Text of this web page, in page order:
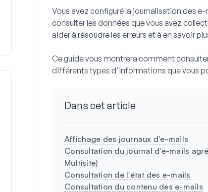
Vous avez configuré la journalisation des
consulter les données que vous avez
aider à résoudre les erreurs et à en savoir
Ce guide vous montrera comment
différents types d'informations que vous
Dans cet article
Affichage des journaux d'e-mails
Consultation du journal d'e-mails
Multisite)
Consultation de l'état des e-mails
Consultation du contenu des e-mails